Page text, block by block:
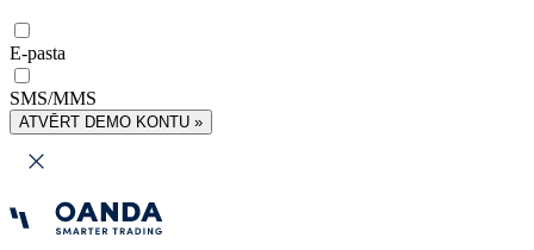
E-pasta
SMS/MMS
ATVĒRT DEMO KONTU »